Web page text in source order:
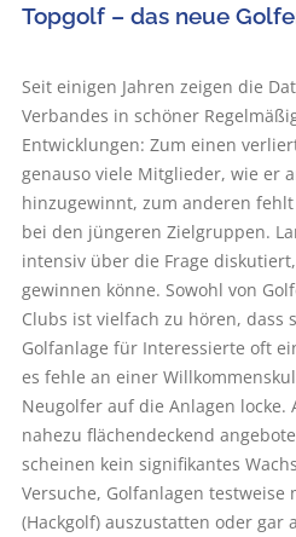
Topgolf – das neue
Seit einigen Jahren zeigen die
Verbandes in schöner
Entwicklungen: Zum einen
genauso viele Mitglieder, wie er
hinzugewinnt, zum anderen
bei den jüngeren Zielgruppen.
intensiv über die Frage
gewinnen könne. Sowohl von
Clubs ist vielfach zu hören, dass
Golfanlage für Interessierte oft
es fehle an einer
Neugolfer auf die Anlagen locke.
nahezu flächendeckend
scheinen kein signifikantes
Versuche, Golfanlagen testweise
(Hackgolf) auszustatten oder gar